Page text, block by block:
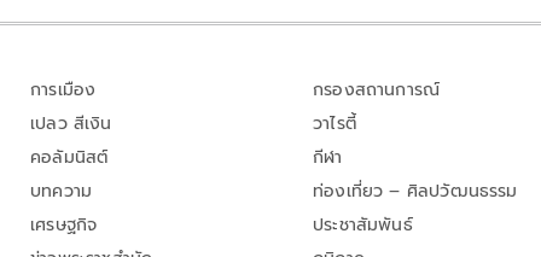
การเมือง
เปลว สีเงิน
คอลัมนิสต์
บทความ
เศรษฐกิจ
กรองสถานการณ์
วาไรตี้
กีฬา
ท่องเที่ยว – ศิลปวัฒนธรรม
ประชาสัมพันธ์